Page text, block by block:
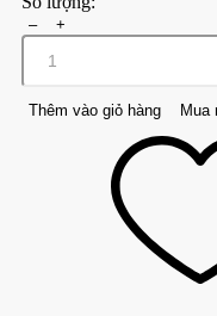
– +
Thêm vào giỏ hàng Mua